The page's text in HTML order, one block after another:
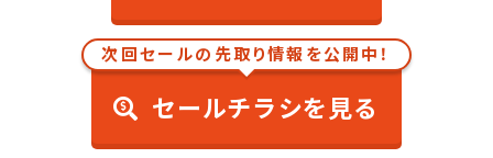
次回セールの先取り情報を公開中！
セールチラシを見る